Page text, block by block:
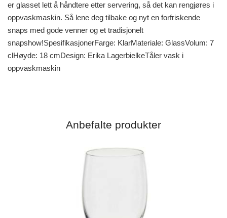
er glasset lett å håndtere etter servering, så det kan rengjøres i
oppvaskmaskin. Så lene deg tilbake og nyt en forfriskende
snaps med gode venner og et tradisjonelt
snapshow!SpesifikasjonerFarge: KlarMateriale: GlassVolum: 7
clHøyde: 18 cmDesign: Erika LagerbielkeTåler vask i
oppvaskmaskin
Anbefalte produkter